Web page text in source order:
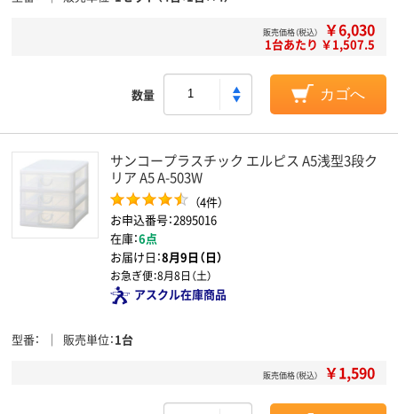
販売価格（税込） ￥6,030
1台あたり ￥1,507.5
数量 カゴへ
サンコープラスチック エルピス A5浅型3段ク
リア A5 A-503W
（4件）
お申込番号：2895016
在庫：6点
お届け日：8月9日（日）
お急ぎ便：8月8日（土）
アスクル在庫商品
型番 販売単位 1台
販売価格（税込） ￥1,590